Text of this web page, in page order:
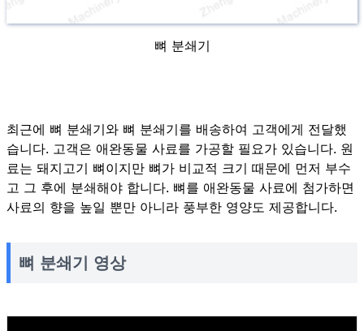
뼈 분쇄기
최근에 뼈 분쇄기와 뼈 분쇄기를 배송하여 고객에게 전달했
습니다. 고객은 애완동물 사료를 가공할 필요가 있습니다. 원
료는 돼지고기 뼈이지만 뼈가 비교적 크기 때문에 먼저 부수
고 그 후에 분쇄해야 합니다. 뼈를 애완동물 사료에 첨가하면
사료의 향을 높일 뿐만 아니라 풍부한 영양도 제공합니다.
뼈 분쇄기 영상